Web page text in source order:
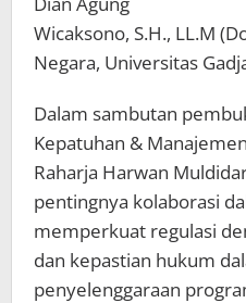
Wicaksono, S.H., LL.M
Negara, Universitas
Dalam sambutan
Kepatuhan &
Raharja Harwan
pentingnya kolaborasi
memperkuat regulasi
dan kepastian hukum
penyelenggaraan